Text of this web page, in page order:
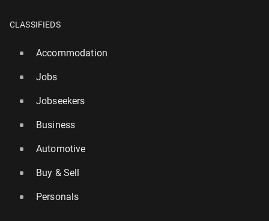
CLASSIFIEDS
Accommodation
Jobs
Jobseekers
Business
Automotive
Buy & Sell
Personals